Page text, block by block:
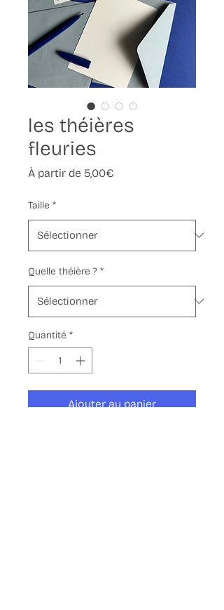
les théières
fleuries
À partir de 5,00€
Taille *
Quelle théière ? *
Quantité *
Ajouter au panier